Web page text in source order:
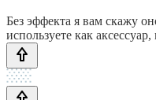
Без эффекта я вам скажу
используете как